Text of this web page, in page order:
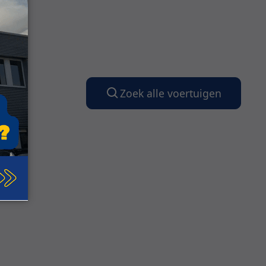
Zoek alle voertuigen